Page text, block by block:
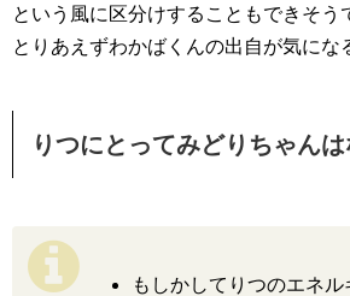
という風に区分けすることもできそう
とりあえずわかばくんの出自が気にな
りつにとってみどりちゃん
もしかしてりつのエネ